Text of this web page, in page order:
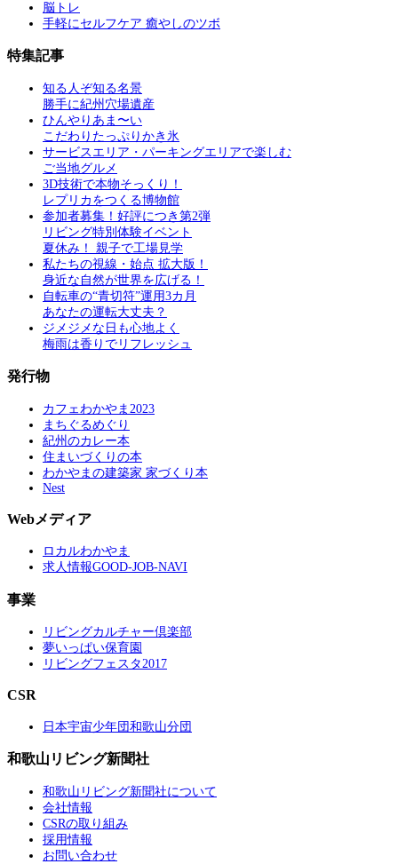
脳トレ
手軽にセルフケア 癒やしのツボ
特集記事
知る人ぞ知る名景
勝手に紀州穴場遺産
ひんやりあま〜い
こだわりたっぷりかき氷
サービスエリア・パーキングエリアで楽しむ
ご当地グルメ
3D技術で本物そっくり！
レプリカをつくる博物館
参加者募集！好評につき第2弾
リビング特別体験イベント
夏休み！ 親子で工場見学
私たちの視線・始点 拡大版！
身近な自然が世界を広げる！
自転車の“青切符”運用3カ月
あなたの運転大丈夫？
ジメジメな日も心地よく
梅雨は香りでリフレッシュ
発行物
カフェわかやま2023
まちぐるめぐり
紀州のカレー本
住まいづくりの本
わかやまの建築家 家づくり本
Nest
Webメディア
ロカルわかやま
求人情報GOOD-JOB-NAVI
事業
リビングカルチャー倶楽部
夢いっぱい保育園
リビングフェスタ2017
CSR
日本宇宙少年団和歌山分団
和歌山リビング新聞社
和歌山リビング新聞社について
会社情報
CSRの取り組み
採用情報
お問い合わせ